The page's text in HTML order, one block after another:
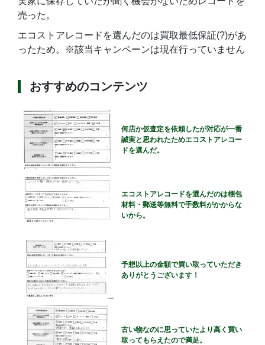
売った。
エコストアレコードを選んだのは買取最低保証(?)があ
ったため。※該当キャンペーンは現在行っていません
おすすめのコンテンツ
何店か仮査定を依頼したが対応が一番
誠実と思われたためエコストアレコー
ドを選んだ。
エコストアレコードを選んだのは梱包
材料・郵送等無料で手数料がかからな
いから。
予想以上の金額で買い取っていただき
ありがとうございます！
古い物なのに思っていたより高く買い
取ってもらえたので満足。